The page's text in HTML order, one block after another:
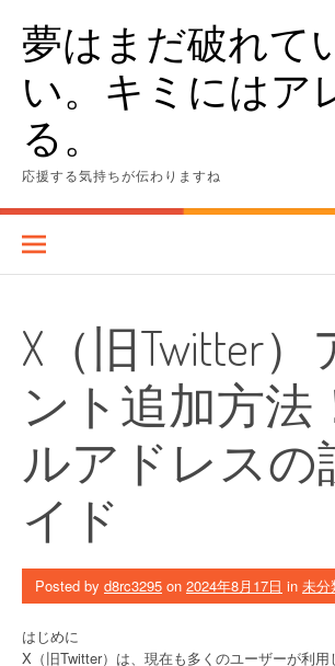
content夢はまだ破れて
い。キミにはア
る。
応援する気持ちが伝わりますね
X（旧Twitter）
ント追加方法
ルアドレスの
イド
Posted by d8rc3295 on 2024年8月17日 in 未分
はじめに
X（旧Twitter）は、現在も多くのユーザーが利